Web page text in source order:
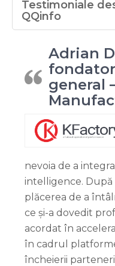
Testimoniale
QQinfo
Adrian
general
nevoia de a
intelligence.
plăcerea de a
ce și-a dovedit
acordat în
în cadrul
încheierii